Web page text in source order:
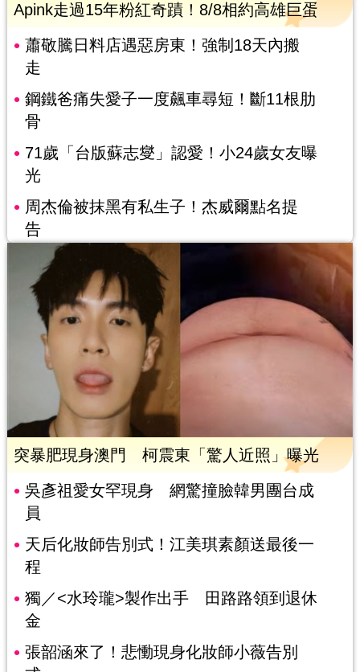
Apink走過15年粉紅奇蹟！8/8相約高雄巨蛋
蕭敬騰日料店遇惡房東！強制18天內搬
走
鋼鐵爸痛失愛子一度飆車尋短！斷11根肋
骨
71歲「台版蘇志燮」認愛！小24歲女友曝
光
周杰倫被抹黑有私生子！杰威爾點名提
告
突暴肥現身澳門 柯震東「驚人近照」曝光
吳彥祖愛女罕現身 網驚撞臉韓男團台成
員
天后化妝師告別式！江美琪素顏送最後一
程
獨／<水玲瓏>製作出手 田路路領到退休
金
張韶涵來了！悲慟現身化妝師小薇告別